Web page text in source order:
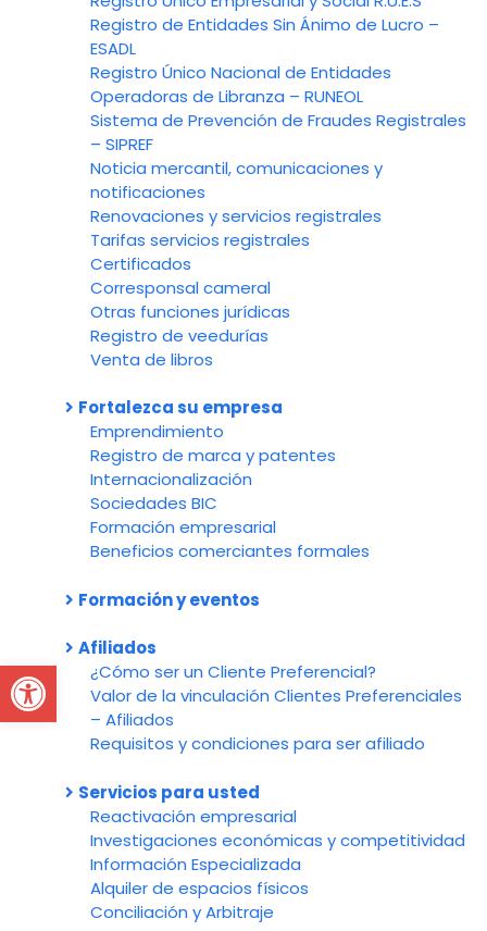
Open toolbar
Registro de Entidades Sin Ánimo de Lucro –
ESADL
Registro Único Nacional de Entidades
Operadoras de Libranza – RUNEOL
Sistema de Prevención de Fraudes Registrales
– SIPREF
Noticia mercantil, comunicaciones y
notificaciones
Renovaciones y servicios registrales
Tarifas servicios registrales
Certificados
Corresponsal cameral
Otras funciones jurídicas
Registro de veedurías
Venta de libros
Fortalezca su empresa
Emprendimiento
Registro de marca y patentes
Internacionalización
Sociedades BIC
Formación empresarial
Beneficios comerciantes formales
Formación y eventos
Afiliados
¿Cómo ser un Cliente Preferencial?
Valor de la vinculación Clientes Preferenciales
– Afiliados
Requisitos y condiciones para ser afiliado
Servicios para usted
Reactivación empresarial
Investigaciones económicas y competitividad
Información Especializada
Alquiler de espacios físicos
Conciliación y Arbitraje